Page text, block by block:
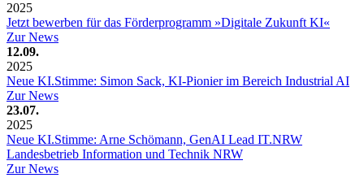
2025
Jetzt bewerben für das Förderprogramm »Digitale Zukunft KI«
Zur News
12.09.
2025
Neue KI.Stimme: Simon Sack, KI-Pionier im Bereich Industrial AI
Zur News
23.07.
2025
Neue KI.Stimme: Arne Schömann, GenAI Lead IT.NRW
Landesbetrieb Information und Technik NRW
Zur News